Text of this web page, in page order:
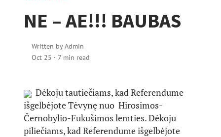
NE – AE!!! BAUBAS
Written byAdmin
Oct 25 · 7 min read
Dėkoju tautiečiams, kad Referendume
išgelbėjote Tėvynę nuo Hirosimos-
Černobylio-Fukušimos lemties. Dėkoju
piliečiams, kad Referendume išgelbėjote